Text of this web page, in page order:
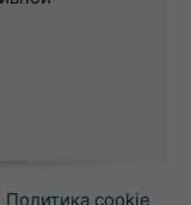
Политика cookie